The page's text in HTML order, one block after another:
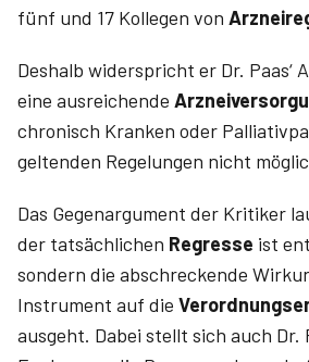
fünf und 17 Kollegen von
Deshalb widerspricht er Dr. Paas‘
eine ausreichende
chronisch Kranken oder
geltenden Regelungen nicht
Das Gegenargument der Kritiker
der tatsächlichen Regresse ist
sondern die abschreckende
Instrument auf die
ausgeht. Dabei stellt sich auch